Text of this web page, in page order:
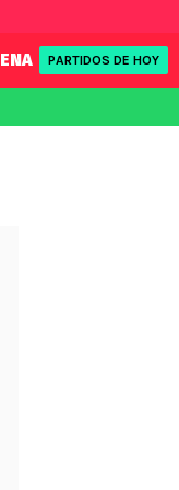
REDSPORT
PARTIDOS DE HOY